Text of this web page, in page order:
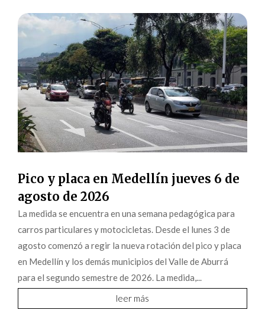
Pico y placa en Medellín jueves 6 de
agosto de 2026
La medida se encuentra en una semana pedagógica para
carros particulares y motocicletas. Desde el lunes 3 de
agosto comenzó a regir la nueva rotación del pico y placa
en Medellín y los demás municipios del Valle de Aburrá
para el segundo semestre de 2026. La medida,...
leer más